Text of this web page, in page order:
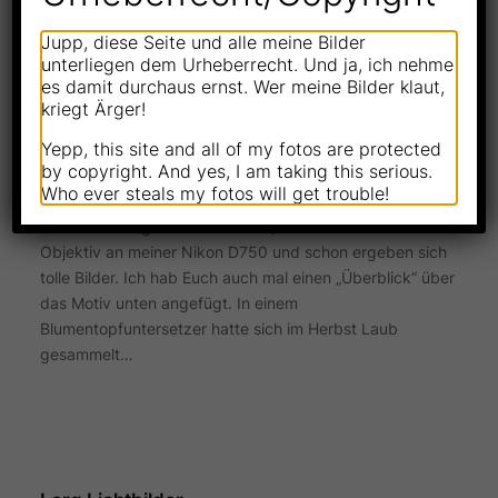
Herbstlaub unter dem Eis
Jan 12, 2021
inLichtspiele, Natur & Tiere, Nikon D750
Da haben mir die Minusgerade auf meiner Haustürtreppe
doch ein nettes Fotomotiv beschert. Richtig dicht dran
mit meinem Sigma 24-70mm F2,8 DG OS HSM Art-
Objektiv an meiner Nikon D750 und schon ergeben sich
tolle Bilder. Ich hab Euch auch mal einen „Überblick“ über
das Motiv unten angefügt. In einem
Blumentopfuntersetzer hatte sich im Herbst Laub
gesammelt…
Jupp, diese Seite und alle meine Bilder
unterliegen dem Urheberrecht. Und ja, ich nehme
es damit durchaus ernst. Wer meine Bilder klaut,
kriegt Ärger!
Yepp, this site and all of my fotos are protected
by copyright. And yes, I am taking this serious.
Who ever steals my fotos will get trouble!